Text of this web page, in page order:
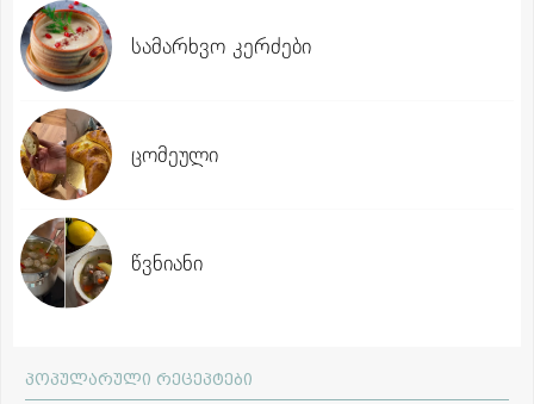
სამარხვო კერძები
ცომეული
წვნიანი
პოპულარული რეცეპტები